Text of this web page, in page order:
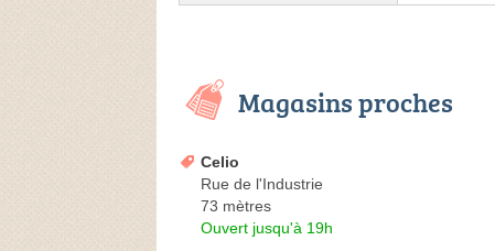
Magasins proches
Celio
Rue de l'Industrie
73 mètres
Ouvert jusqu'à 19h